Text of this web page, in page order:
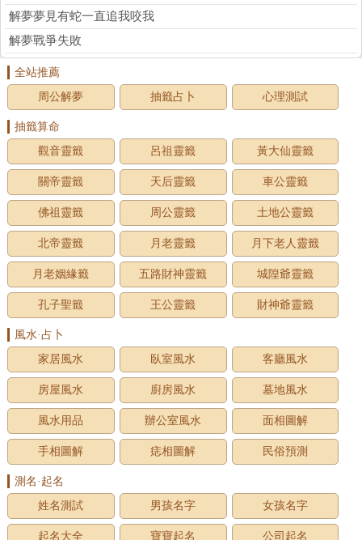
解夢夢見有蛇一直追我咬我
解夢戰爭失敗
全站推薦
周公解夢
抽籤占卜 心理測試
抽籤算命
觀音靈籤
呂祖靈籤 黃大仙靈籤
關帝靈籤 天后靈籤 車公靈籤
佛祖靈籤 周公靈籤 土地公靈籤
北帝靈籤 月老靈籤 月下老人靈籤
月老姻緣籤 五路財神靈籤 城隍爺靈籤
孔子聖籤 王公靈籤 財神爺靈籤
風水·占卜
家居風水
臥室風水 客廳風水
房屋風水 廚房風水 墓地風水
風水用品 辦公室風水 面相圖解
手相圖解 痣相圖解 民俗預測
測名·起名
姓名測試
男孩名字 女孩名字
起名大全 寶寶起名 公司起名